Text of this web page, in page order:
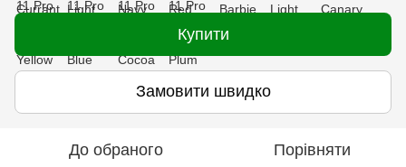
Купити
Замовити швидко
До обраного Порівняти